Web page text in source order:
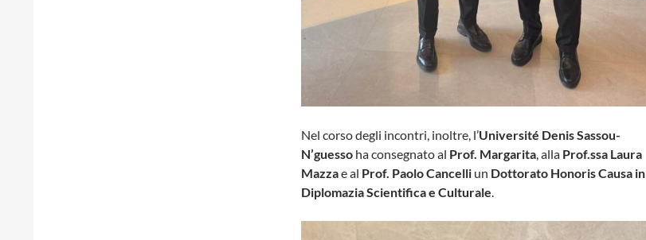
Nel corso degli incontri, inoltre, l’Université Denis Sassou-
N’guesso ha consegnato al Prof. Margarita, alla Prof.ssa Laura
Mazzae al Prof. Paolo Cancelli un Dottorato Honoris Causa in
Diplomazia Scientifica e Culturale.